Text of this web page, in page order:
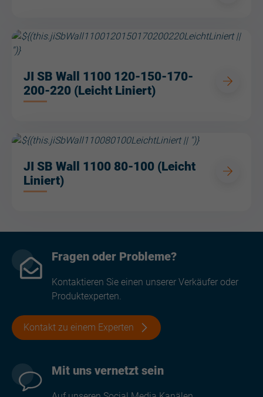
JI SB Wall 1100 120-150-170-
200-220 (Leicht Liniert)
JI SB Wall 1100 80-100 (Leicht
Liniert)
Fragen oder Probleme?
Kontaktieren Sie einen unserer Verkäufer oder
Produktexperten.
Kontakt zu einem Experten
Mit uns vernetzt sein